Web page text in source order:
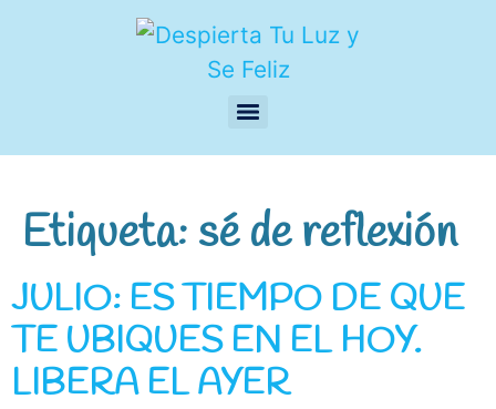
Etiqueta: sé de reflexión
JULIO: ES TIEMPO DE QUE
TE UBIQUES EN EL HOY.
LIBERA EL AYER